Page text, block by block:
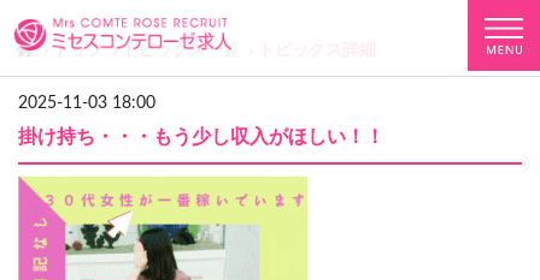
トップ トピックス一覧
2025-11-03 18:00
掛け持ち・・・もう少し収入がほしい！！